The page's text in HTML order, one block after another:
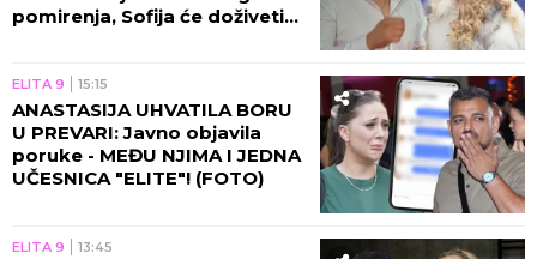
pomirenja, Sofija će doživeti
ELITA 9 15:15
ANASTASIJA UHVATILA BORU
U PREVARI: Javno objavila
poruke - MEĐU NJIMA I JEDNA
UČESNICA "ELITE"! (FOTO)
ELITA 9 13:45